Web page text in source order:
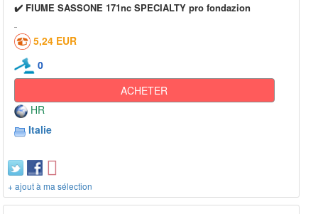
✔️ FIUME SASSONE 171nc SPECIALTY pro fondazion
5,24 EUR
0
ACHETER
HR
Italie
+ ajout à ma sélection